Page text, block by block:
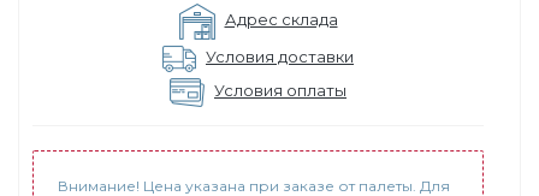
Адрес склада
Условия доставки
Условия оплаты
Внимание! Цена указана при заказе от палеты. Для